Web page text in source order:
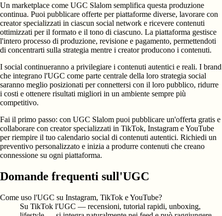
Un marketplace come UGC Slalom semplifica questa produzione
continua. Puoi pubblicare offerte per piattaforme diverse, lavorare con
creator specializzati in ciascun social network e ricevere contenuti
ottimizzati per il formato e il tono di ciascuno. La piattaforma gestisce
l'intero processo di produzione, revisione e pagamento, permettendoti
di concentrarti sulla strategia mentre i creator producono i contenuti.
I social continueranno a privilegiare i contenuti autentici e reali. I brand
che integrano l'UGC come parte centrale della loro strategia social
saranno meglio posizionati per connettersi con il loro pubblico, ridurre
i costi e ottenere risultati migliori in un ambiente sempre più
competitivo.
Fai il primo passo: con UGC Slalom puoi pubblicare un'offerta gratis e
collaborare con creator specializzati in TikTok, Instagram e YouTube
per riempire il tuo calendario social di contenuti autentici. Richiedi un
preventivo personalizzato e inizia a produrre contenuti che creano
connessione su ogni piattaforma.
Domande frequenti sull'UGC
Come uso l'UGC su Instagram, TikTok e YouTube?
Su TikTok l'UGC — recensioni, tutorial rapidi, unboxing,